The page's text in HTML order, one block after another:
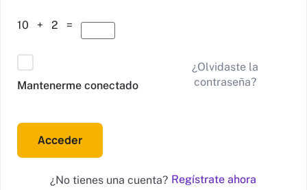
10 + 2 =
Mantenerme conectado
¿Olvidaste la
contraseña?
Acceder
¿No tienes una cuenta? Regístrate ahora